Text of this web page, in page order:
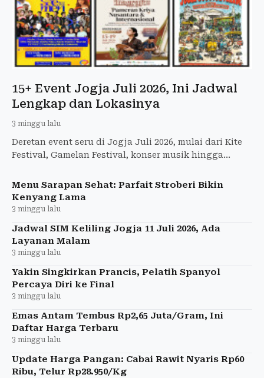
15+ Event Jogja Juli 2026, Ini Jadwal
Lengkap dan Lokasinya
3 minggu lalu
Deretan event seru di Jogja Juli 2026, mulai dari Kite
Festival, Gamelan Festival, konser musik hingga
Menu Sarapan Sehat: Parfait Stroberi Bikin
Kenyang Lama
3 minggu lalu
Jadwal SIM Keliling Jogja 11 Juli 2026, Ada
Layanan Malam
3 minggu lalu
Yakin Singkirkan Prancis, Pelatih Spanyol
Percaya Diri ke Final
3 minggu lalu
Emas Antam Tembus Rp2,65 Juta/Gram, Ini
Daftar Harga Terbaru
3 minggu lalu
Update Harga Pangan: Cabai Rawit Nyaris Rp60
Ribu, Telur Rp28.950/Kg